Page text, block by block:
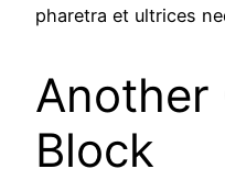
pharetra et ultrices
Another
Block